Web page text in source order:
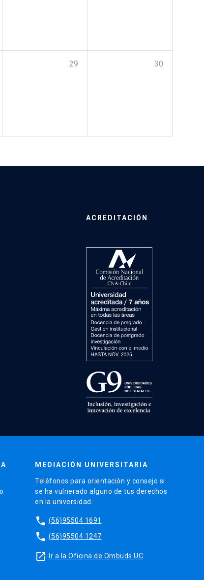
29 30
ACREDITACIÓN
MEDIACIÓN UNIVERSITARIA
Teléfonos para orientación y consejo si
se ha vulnerado alguno de tus derechos
en la universidad.
phone (56)95504 1691
phone (56)95504 1247
launch Ir a la Oficina de Ombuds UC